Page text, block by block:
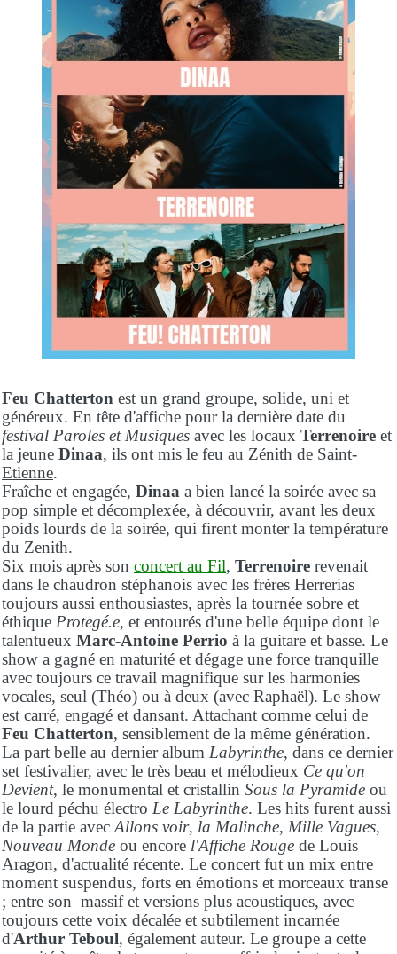
Feu Chatterton est un grand groupe, solide, uni et
généreux. En tête d'affiche pour la dernière date du
festival Paroles et Musiques avec les locaux Terrenoire et
la jeune Dinaa, ils ont mis le feu au Zénith de Saint-
Etienne.
Fraîche et engagée, Dinaa a bien lancé la soirée avec sa
pop simple et décomplexée, à découvrir, avant les deux
poids lourds de la soirée, qui firent monter la température
du Zenith.
Six mois après son concert au Fil, Terrenoire revenait
dans le chaudron stéphanois avec les frères Herrerias
toujours aussi enthousiastes, après la tournée sobre et
éthique Protegé.e, et entourés d'une belle équipe dont le
talentueux Marc-Antoine Perrio à la guitare et basse. Le
show a gagné en maturité et dégage une force tranquille
avec toujours ce travail magnifique sur les harmonies
vocales, seul (Théo) ou à deux (avec Raphaël). Le show
est carré, engagé et dansant. Attachant comme celui de
Feu Chatterton, sensiblement de la même génération.
La part belle au dernier album Labyrinthe, dans ce dernier
set festivalier, avec le très beau et mélodieux Ce qu'on
Devient, le monumental et cristallin Sous la Pyramide ou
le lourd péchu électro Le Labyrinthe. Les hits furent aussi
de la partie avec Allons voir, la Malinche, Mille Vagues,
Nouveau Monde ou encore l'Affiche Rouge de Louis
Aragon, d'actualité récente. Le concert fut un mix entre
moment suspendus, forts en émotions et morceaux transe
; entre son massif et versions plus acoustiques, avec
toujours cette voix décalée et subtilement incarnée
d'Arthur Teboul, également auteur. Le groupe a cette